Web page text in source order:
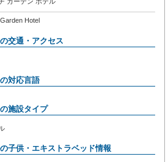
る手軽さを体験できます。 リッチ ガーデン ホ
めるレジャー設備も充実しています。 一日の
ラクゼーションをご堪能ください。 当宿泊施
旅行中の健康と体力維持にご利用いただけま
い
Hotel
交通・アクセス
対応言語
施設タイプ
子供・エキストラベッド情報